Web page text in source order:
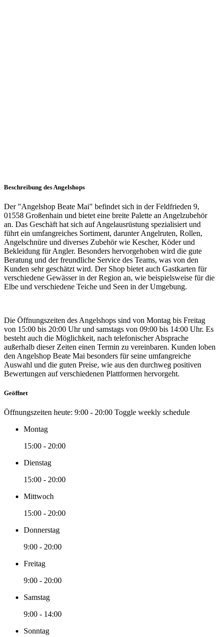
Beschreibung des Angelshops
Der "Angelshop Beate Mai" befindet sich in der Feldfrieden 9,
01558 Großenhain und bietet eine breite Palette an Angelzubehör
an. Das Geschäft hat sich auf Angelausrüstung spezialisiert und
führt ein umfangreiches Sortiment, darunter Angelruten, Rollen,
Angelschnüre und diverses Zubehör wie Kescher, Köder und
Bekleidung für Angler. Besonders hervorgehoben wird die gute
Beratung und der freundliche Service des Teams, was von den
Kunden sehr geschätzt wird. Der Shop bietet auch Gastkarten für
verschiedene Gewässer in der Region an, wie beispielsweise für die
Elbe und verschiedene Teiche und Seen in der Umgebung.
Die Öffnungszeiten des Angelshops sind von Montag bis Freitag
von 15:00 bis 20:00 Uhr und samstags von 09:00 bis 14:00 Uhr. Es
besteht auch die Möglichkeit, nach telefonischer Absprache
außerhalb dieser Zeiten einen Termin zu vereinbaren. Kunden loben
den Angelshop Beate Mai besonders für seine umfangreiche
Auswahl und die guten Preise, wie aus den durchweg positiven
Bewertungen auf verschiedenen Plattformen hervorgeht.
Geöffnet
Öffnungszeiten heute: 9:00 - 20:00 Toggle weekly schedule
Montag
15:00 - 20:00
Dienstag
15:00 - 20:00
Mittwoch
15:00 - 20:00
Donnerstag
9:00 - 20:00
Freitag
9:00 - 20:00
Samstag
9:00 - 14:00
Sonntag